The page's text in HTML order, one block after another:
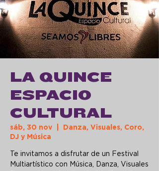
LA QUINCE
ESPACIO
CULTURAL
sáb, 30 nov
Danza, Visuales, Coro,
DJ y Música
Te invitamos a disfrutar de un Festival
Multiartístico con Música, Danza, Visuales